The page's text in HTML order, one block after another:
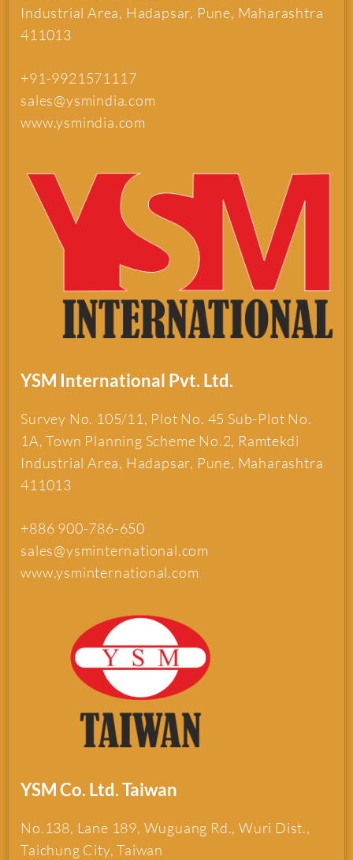
Industrial Area, Hadapsar, Pune, Maharashtra
411013
+91-9921571117
sales@ysmindia.com
www.ysmindia.com
YSM International Pvt. Ltd.
Survey No. 105/11, Plot No. 45 Sub-Plot No.
1A, Town Planning Scheme No.2, Ramtekdi
Industrial Area, Hadapsar, Pune, Maharashtra
411013
+886 900-786-650
sales@ysminternational.com
www.ysminternational.com
YSM Co. Ltd. Taiwan
No.138, Lane 189, Wuguang Rd., Wuri Dist.,
Taichung City, Taiwan